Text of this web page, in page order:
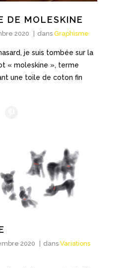
DE MOLESKINE
2020 dans Graphisme
je suis tombée sur la
« moleskine », terme
une toile de coton fin
2020 dans Variations